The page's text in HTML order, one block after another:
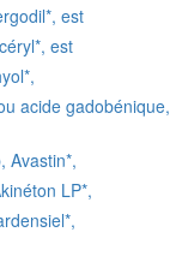
est
est
acide gadobénique,
Avastin*,
LP*,